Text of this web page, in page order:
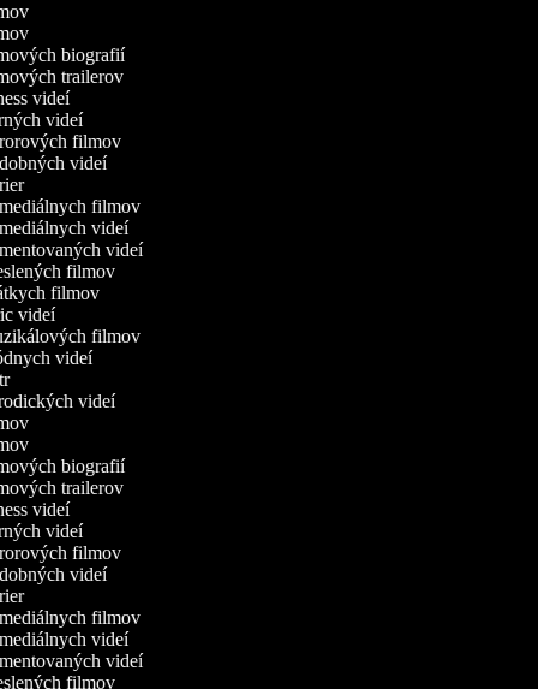
biografií
trailerov
videí
videí
filmov
videí
filmov
videí
videí
filmov
filmov
videí
filmov
videí
videí
biografií
trailerov
videí
videí
filmov
videí
filmov
videí
videí
filmov